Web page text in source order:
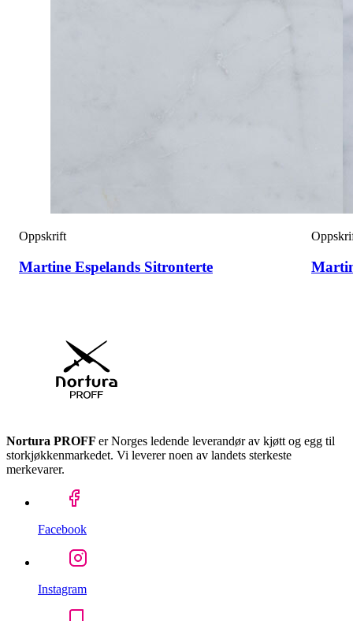
Oppskrift
Martine Espelands Sitronterte
Nortura PROFF er Norges ledende leverandør av kjøtt og egg til
storkjøkkenmarkedet. Vi leverer noen av landets sterkeste
merkevarer.
Facebook
Instagram